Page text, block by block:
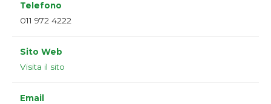
Telefono
011 972 4222
Sito Web
Visita il sito
Email